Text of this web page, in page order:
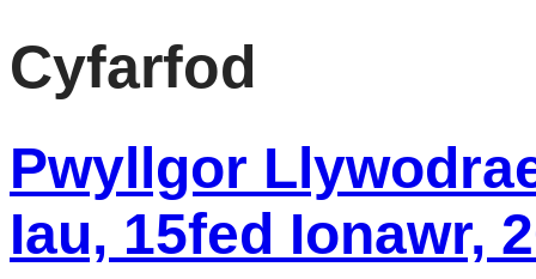
Cyfarfod
Pwyllgor
Iau, 15fed Ionawr,